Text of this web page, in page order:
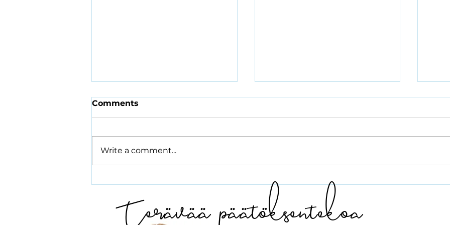
edistämistyöhön
tarvitaan kaupunkia ja
Otetaan rohkea
digiloikka Länsi-
Uudenmaan
hyvinvointialueella
Comments
Write a comment...
Terävää päätöksentekoa